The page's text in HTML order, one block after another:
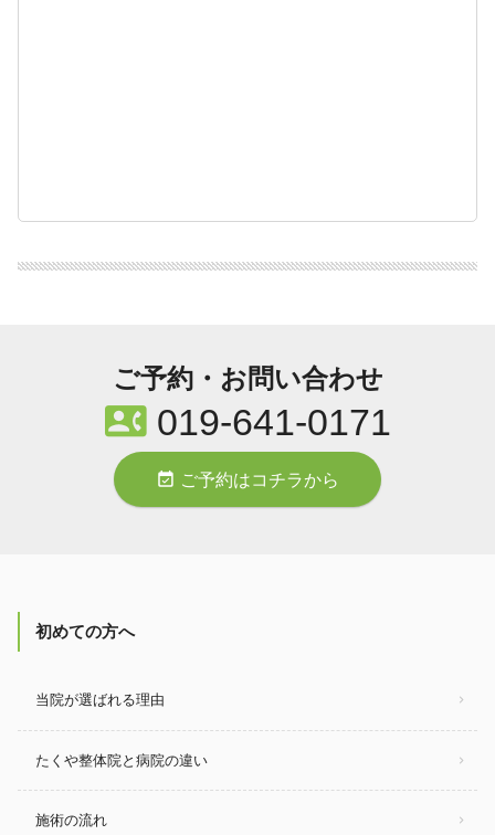
ご予約・お問い合わせ
contact_phone019-641-0171
event_available ご予約はコチラから
初めての方へ
当院が選ばれる理由
たくや整体院と病院の違い
施術の流れ